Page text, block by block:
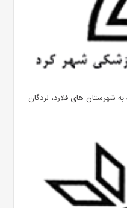
شهرستان های فلارد، لردگان